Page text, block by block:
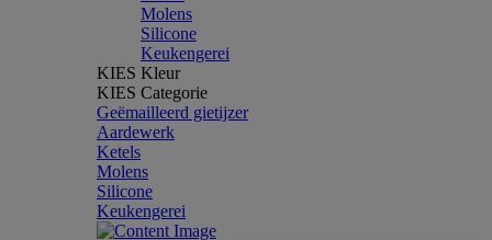
Molens
Silicone
Keukengerei
KIES Kleur
KIES Categorie
Geëmailleerd gietijzer
Aardewerk
Ketels
Molens
Silicone
Keukengerei